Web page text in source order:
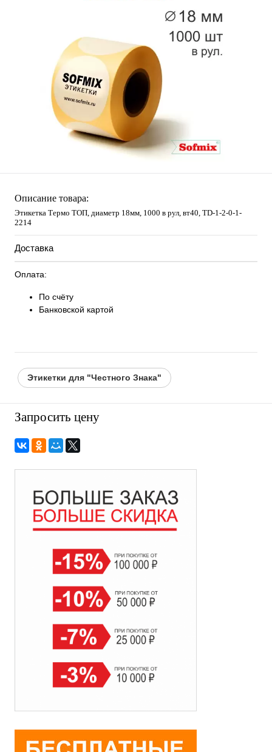
Описание товара:
Этикетка Термо ТОП, диаметр 18мм, 1000 в рул, вт40, TD-1-2-0-1-
2214
Доставка
Оплата:
По счёту
Банковской картой
Этикетки для "Честного Знака"
Запросить цену